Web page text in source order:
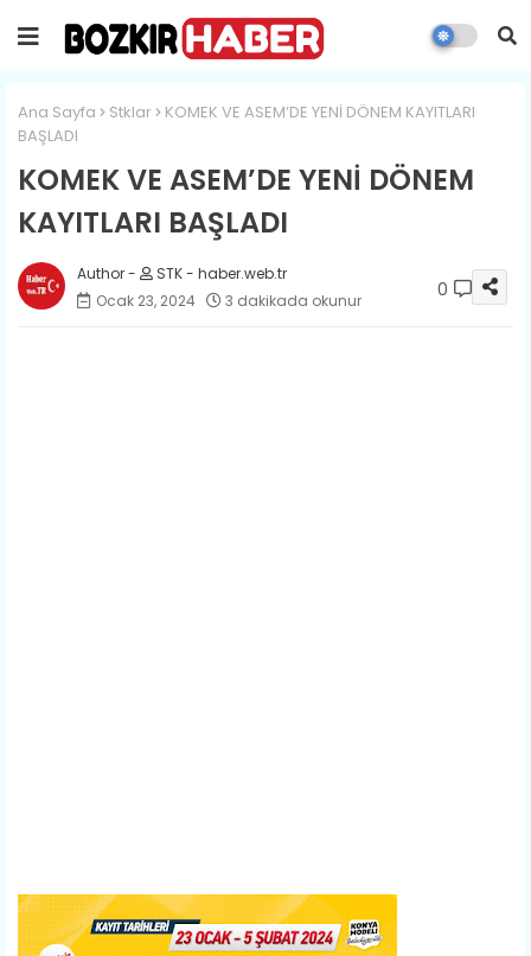
Ana Sayfa Stklar
KOMEK VE ASEM’DE YENİ DÖNEM KAYITLARI
BAŞLADI
KOMEK VE ASEM’DE YENİ DÖNEM
KAYITLARI BAŞLADI
STK - haber.web.tr
Ocak 23, 2024
3 dakikada okunur 0